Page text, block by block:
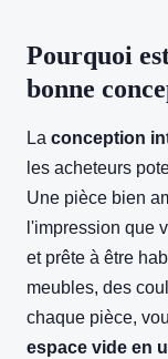
Pourquoi
bonne
La conception
les acheteurs
Une pièce bien
l'impression que
et prête à être
meubles, des
chaque pièce,
espace vide en